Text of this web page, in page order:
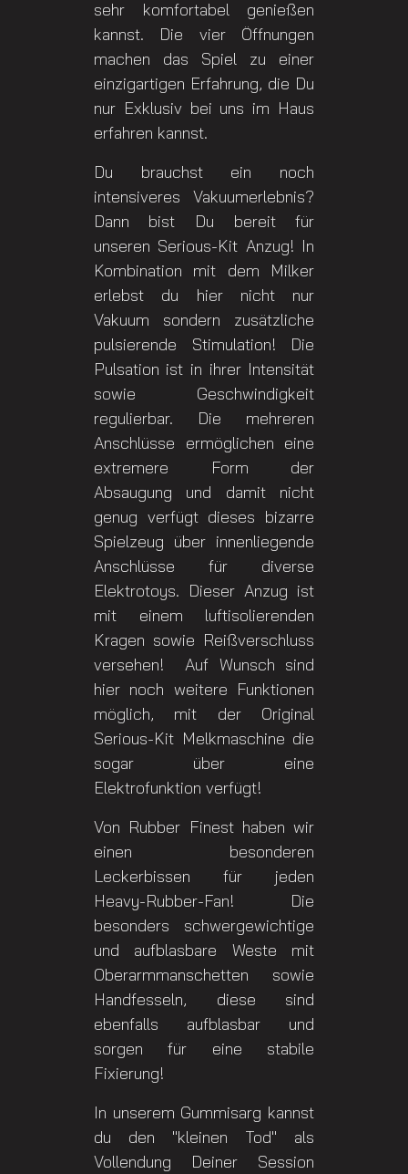
sehr komfortabel genießen
kannst. Die vier Öffnungen
machen das Spiel zu einer
einzigartigen Erfahrung, die Du
nur Exklusiv bei uns im Haus
erfahren kannst.
Du brauchst ein noch
intensiveres Vakuumerlebnis?
Dann bist Du bereit für
unseren Serious-Kit Anzug! In
Kombination mit dem Milker
erlebst du hier nicht nur
Vakuum sondern zusätzliche
pulsierende Stimulation! Die
Pulsation ist in ihrer Intensität
sowie Geschwindigkeit
regulierbar. Die mehreren
Anschlüsse ermöglichen eine
extremere Form der
Absaugung und damit nicht
genug verfügt dieses bizarre
Spielzeug über innenliegende
Anschlüsse für diverse
Elektrotoys. Dieser Anzug ist
mit einem luftisolierenden
Kragen sowie Reißverschluss
versehen! Auf Wunsch sind
hier noch weitere Funktionen
möglich, mit der Original
Serious-Kit Melkmaschine die
sogar über eine
Elektrofunktion verfügt!
Von Rubber Finest haben wir
einen besonderen
Leckerbissen für jeden
Heavy-Rubber-Fan! Die
besonders schwergewichtige
und aufblasbare Weste mit
Oberarmmanschetten sowie
Handfesseln, diese sind
ebenfalls aufblasbar und
sorgen für eine stabile
Fixierung!
In unserem Gummisarg kannst
du den "kleinen Tod" als
Vollendung Deiner Session